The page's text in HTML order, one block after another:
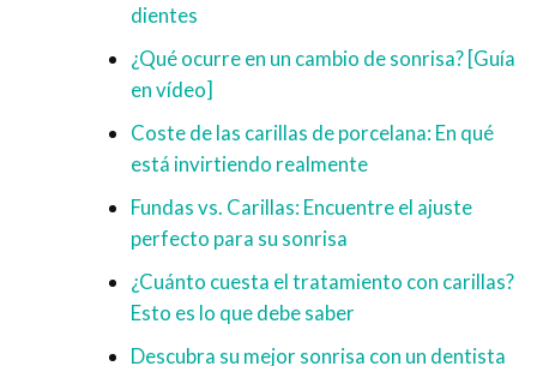
dientes
¿Qué ocurre en un cambio de sonrisa? [Guía
en vídeo]
Coste de las carillas de porcelana: En qué
está invirtiendo realmente
Fundas vs. Carillas: Encuentre el ajuste
perfecto para su sonrisa
¿Cuánto cuesta el tratamiento con carillas?
Esto es lo que debe saber
Descubra su mejor sonrisa con un dentista